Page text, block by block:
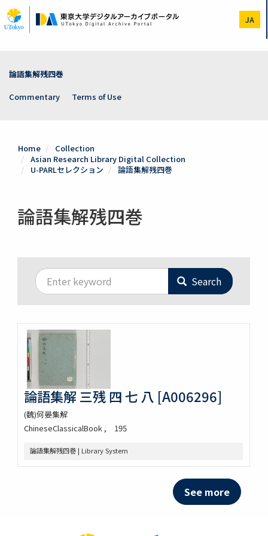
to
main
JA
論語集解残四巻
Commentary
Terms of Use
Home
Collection
Asian Research Library Digital Collection
U-PARLセレクション
論語集解残四巻
論語集解残四巻
Search
論語集解 三残 四 七 八 [A006296]
(魏)何晏集解
ChineseClassicalBook
195
論語集解残四巻 | Library System
See more